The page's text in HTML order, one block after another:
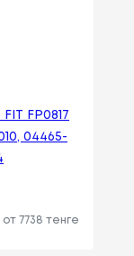
FP0817
04465-
от 7738 тенге